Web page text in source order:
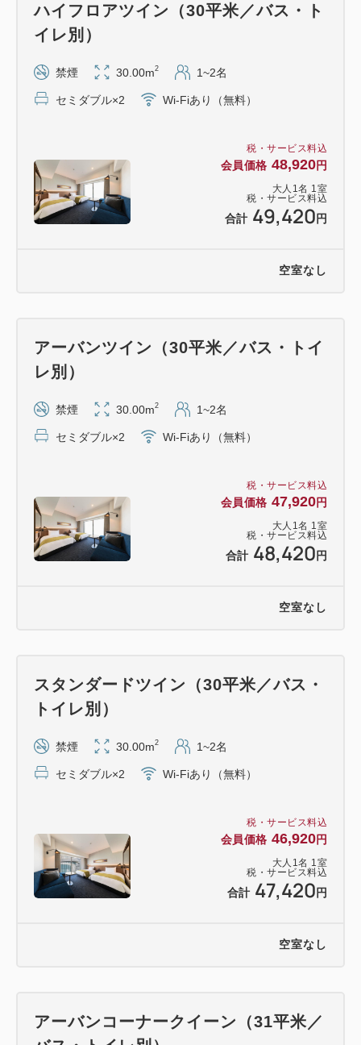
ライブキッチンで焼き上げる ふわふわオムレツや
漬けマグロ丼などご家族でお楽しみいただけるメニュ
ーを約50種類提供！
朝食会場 2階オールデイダイニング「Terrace
提供時間 6：30～10：00 （9：30最終入店）
＜添い寝のお子様について＞
お子様の人数など事前にご連絡くださいませ。
なお、添い寝のお子様はベッド1台(エキストラベッ
ド除く）につき1名までのご利用に限らせていただき
お子様のご朝食は5歳以下無料、6歳～12歳までは
※添い寝お子様分のチケットは、横浜・八景島シー
パラダイスにて直接ご購入ください。
税・サービス料込
会員価格 48,920円
大人 1 名 1 室
税・サービス料込
合計 49,420 円
ハイフロアツイン（30平米／バス・ト
イレ別）
禁煙 30.00m2 1~2名
セミダブル×2 Wi-Fiあり（無料）
空室なし
税・サービス料込
会員価格 47,920円
大人 1 名 1 室
税・サービス料込
合計 48,420 円
アーバンツイン（30平米／バス・トイ
レ別）
禁煙 30.00m2 1~2名
セミダブル×2 Wi-Fiあり（無料）
空室なし
税・サービス料込
会員価格 46,920円
大人 1 名 1 室
税・サービス料込
合計 47,420 円
スタンダードツイン（30平米／バス・
トイレ別）
禁煙 30.00m2 1~2名
セミダブル×2 Wi-Fiあり（無料）
空室なし
アーバンコーナークイーン（31平米／